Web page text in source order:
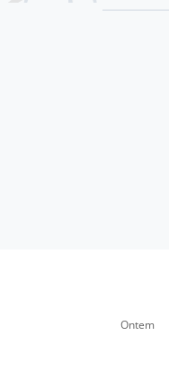
Ontem